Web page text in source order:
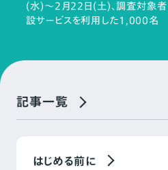
(水)～2月22日(土)、調査対象者
設サービスを利用した1,000名
記事一覧
はじめる前に